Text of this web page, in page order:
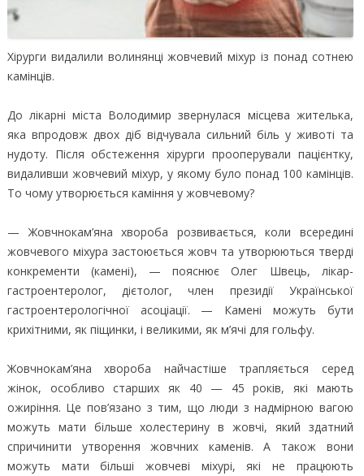
Хірурги видалили волинянці жовчевий міхур із понад сотнею
камінців.
До лікарні міста Володимир звернулася місцева жителька,
яка впродовж двох діб відчувала сильний біль у животі та
нудоту. Після обстеження хірурги прооперували пацієнтку,
видаливши жовчевий міхур, у якому було понад 100 камінців.
То чому утворюється каміння у жовчевому?
— Жовчнокам’яна хвороба розвивається, коли всередині
жовчевого міхура застоюється жовч та утворюються тверді
конкременти (камені), — пояснює Олег Швець, лікар-
гастроентеролог, дієтолог, член президії Української
гастроентерологічної асоціації. — Камені можуть бути
крихітними, як піщинки, і великими, як м’ячі для гольфу.
Жовчнокам’яна хвороба найчастіше трапляється серед
жінок, особливо старших як 40 — 45 років, які мають
ожиріння. Це пов’язано з тим, що люди з надмірною вагою
можуть мати більше холестерину в жовчі, який здатний
спричинити утворення жовчних каменів. А також вони
можуть мати більші жовчеві міхурі, які не працюють